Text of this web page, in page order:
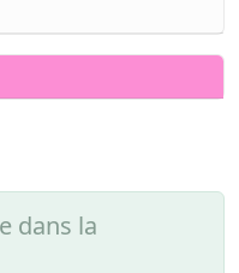
dans la